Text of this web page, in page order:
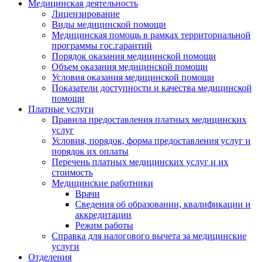
Медицинская деятельность
Лицензирование
Виды медицинской помощи
Медицинская помощь в рамках территориальной
программы гос.гарантий
Порядок оказания медицинской помощи
Объем оказания медицинской помощи
Условия оказания медицинской помощи
Показатели доступности и качества медицинской
помощи
Платные услуги
Правила предоставления платных медицинских
услуг
Условия, порядок, форма предоставления услуг и
порядок их оплаты
Перечень платных медицинских услуг и их
стоимость
Медицинские работники
Врачи
Сведения об образовании, квалификации и
аккредитации
Режим работы
Справка для налогового вычета за медицинские
услуги
Отделения